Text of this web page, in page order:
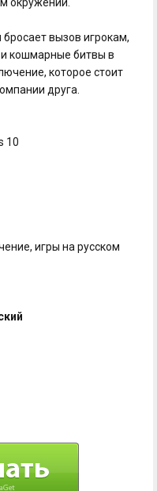
бросает вызов игрокам,
кошмарные битвы в
которое стоит
друга.
10
игры на русском